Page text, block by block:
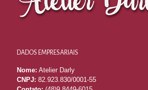
DADOS EMPRESARIAIS
Nome: Atelier Darly
CNPJ: 82.923.830/0001-55